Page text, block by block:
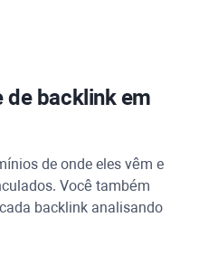
de backlink em
de onde eles vêm e
Você também
backlink analisando